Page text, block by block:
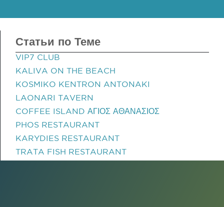
Статьи по Теме
VIP7 CLUB
KALIVA ON THE BEACH
KOSMIKO KENTRON ANTONAKI
LAONARI TAVERN
COFFEE ISLAND ΑΓΙΟΣ ΑΘΑΝΑΣΙΟΣ
PHOS RESTAURANT
KARYDIES RESTAURANT
TRATA FISH RESTAURANT